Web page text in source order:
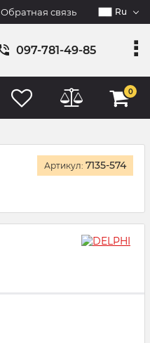
Обратная связь Ru
097-781-49-85
0
Артикул: 7135-574